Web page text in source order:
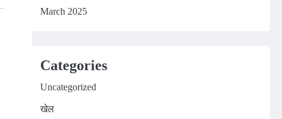
March 2025
Categories
Uncategorized
खेल